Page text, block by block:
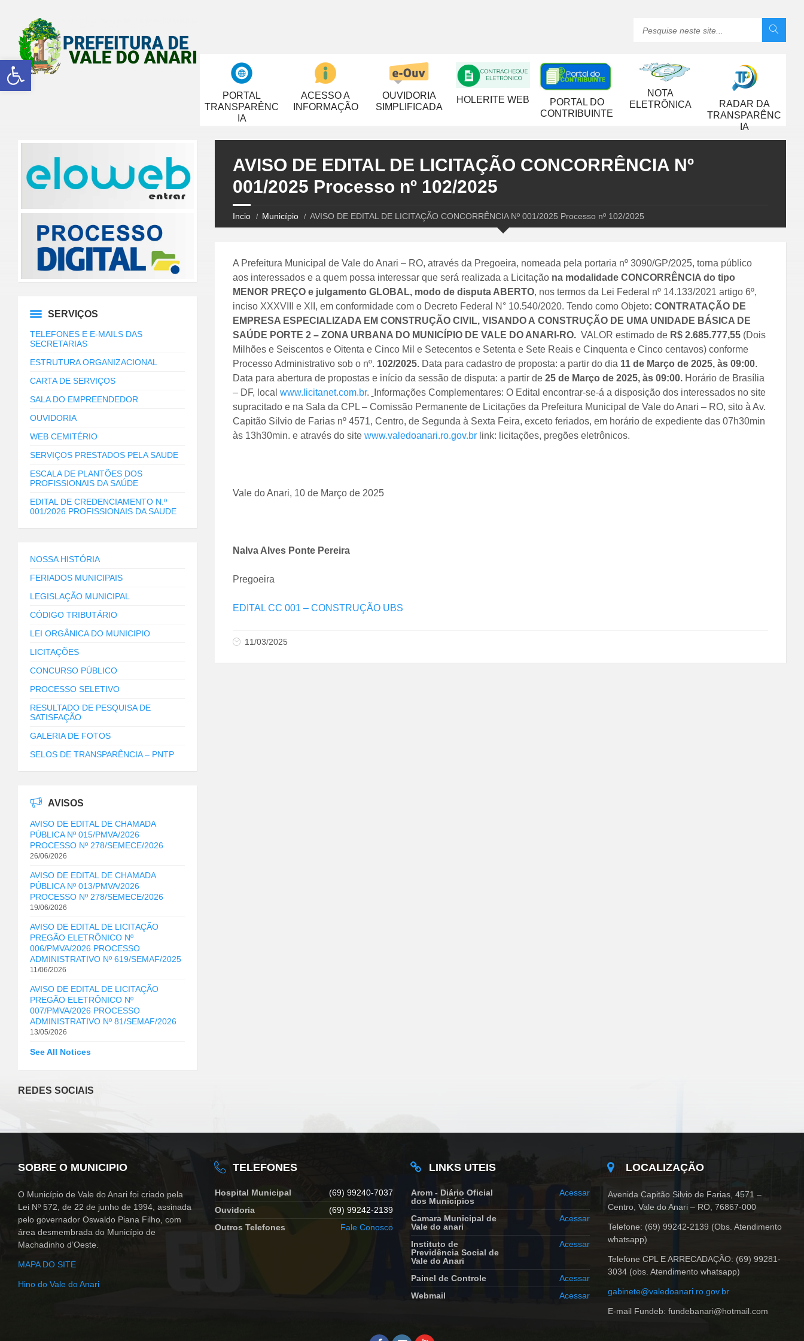
Abrir a barra de ferramentas
PORTAL
TRANSPARÊNC
IA
ACESSO A
INFORMAÇÃO
OUVIDORIA
SIMPLIFICADA
HOLERITE WEB
PORTAL DO
CONTRIBUINTE
NOTA
ELETRÔNICA
RADAR DA
TRANSPARÊNC
IA
AVISO DE EDITAL DE LICITAÇÃO CONCORRÊNCIA Nº
001/2025 Processo nº 102/2025
Incio Município AVISO DE EDITAL DE LICITAÇÃO CONCORRÊNCIA Nº 001/2025 Processo nº 102/2025
A Prefeitura Municipal de Vale do Anari – RO, através da Pregoeira, nomeada pela portaria nº 3090/GP/2025, torna público
aos interessados e a quem possa interessar que será realizada a Licitação na modalidade CONCORRÊNCIA do tipo
MENOR PREÇO e julgamento GLOBAL, modo de disputa ABERTO, nos termos da Lei Federal nº 14.133/2021 artigo 6º,
inciso XXXVIII e XII, em conformidade com o Decreto Federal N° 10.540/2020. Tendo como Objeto: CONTRATAÇÃO DE
EMPRESA ESPECIALIZADA EM CONSTRUÇÃO CIVIL, VISANDO A CONSTRUÇÃO DE UMA UNIDADE BÁSICA DE
SAÚDE PORTE 2 – ZONA URBANA DO MUNICÍPIO DE VALE DO ANARI-RO. VALOR estimado de R$2.685.777,55(Dois
Milhões e Seiscentos e Oitenta e Cinco Mil e Setecentos e Setenta e Sete Reais e Cinquenta e Cinco centavos) conforme
Processo Administrativo sob o nº. 102/2025.Data para cadastro de proposta: a partir do dia 11 de Março de 2025, às 09:00.
Data para abertura de propostas e início da sessão de disputa: a partir de 25 de Março de 2025, às 09:00.Horário de Brasília
– DF, local www.licitanet.com.br.
Informações Complementares: O Edital encontrar-se-á a disposição dos interessados no site
supracitado e na Sala da CPL – Comissão Permanente de Licitações da Prefeitura Municipal de Vale do Anari – RO, sito à Av.
Capitão Silvio de Farias nº 4571, Centro, de Segunda à Sexta Feira, exceto feriados, em horário de expediente das 07h30min
às 13h30min. e através do site www.valedoanari.ro.gov.brlink: licitações, pregões eletrônicos.
Vale do Anari, 10 de Março de 2025
Nalva Alves Ponte Pereira
Pregoeira
EDITAL CC 001 – CONSTRUÇÃO UBS
11/03/2025
SERVIÇOS
TELEFONES E E-MAILS DAS
SECRETARIAS
ESTRUTURA ORGANIZACIONAL
CARTA DE SERVIÇOS
SALA DO EMPREENDEDOR
OUVIDORIA
WEB CEMITÉRIO
SERVIÇOS PRESTADOS PELA SAUDE
ESCALA DE PLANTÕES DOS
PROFISSIONAIS DA SAÚDE
EDITAL DE CREDENCIAMENTO N.º
001/2026 PROFISSIONAIS DA SAUDE
NOSSA HISTÓRIA
FERIADOS MUNICIPAIS
LEGISLAÇÃO MUNICIPAL
CÓDIGO TRIBUTÁRIO
LEI ORGÂNICA DO MUNICIPIO
LICITAÇÕES
CONCURSO PÚBLICO
PROCESSO SELETIVO
RESULTADO DE PESQUISA DE
SATISFAÇÃO
GALERIA DE FOTOS
SELOS DE TRANSPARÊNCIA – PNTP
AVISOS
AVISO DE EDITAL DE CHAMADA
PÚBLICA Nº 015/PMVA/2026
PROCESSO Nº 278/SEMECE/2026
26/06/2026
AVISO DE EDITAL DE CHAMADA
PÚBLICA Nº 013/PMVA/2026
PROCESSO Nº 278/SEMECE/2026
19/06/2026
AVISO DE EDITAL DE LICITAÇÃO
PREGÃO ELETRÔNICO Nº
006/PMVA/2026 PROCESSO
ADMINISTRATIVO Nº 619/SEMAF/2025
11/06/2026
AVISO DE EDITAL DE LICITAÇÃO
PREGÃO ELETRÔNICO Nº
007/PMVA/2026 PROCESSO
ADMINISTRATIVO Nº 81/SEMAF/2026
13/05/2026
See All Notices
REDES SOCIAIS
SOBRE O MUNICIPIO
O Município de Vale do Anari foi criado pela
Lei Nº 572, de 22 de junho de 1994, assinada
pelo governador Oswaldo Piana Filho, com
área desmembrada do Município de
Machadinho d’Oeste.
MAPA DO SITE
Hino do Vale do Anari
TELEFONES
Hospital Municipal
(69) 99240-7037
Ouvidoria
(69) 99242-2139
Outros Telefones
Fale Conosco
LINKS UTEIS
Arom - Diário Oficial
dos Municípios
Acessar
Camara Municipal de
Vale do anari
Acessar
Instituto de
Previdência Social de
Vale do Anari
Acessar
Painel de Controle
Acessar
Webmail
Acessar
LOCALIZAÇÃO
Avenida Capitão Silvio de Farias, 4571 –
Centro, Vale do Anari – RO, 76867-000
Telefone: (69) 99242-2139 (Obs. Atendimento
whatsapp)
Telefone CPL E ARRECADAÇÃO: (69) 99281-
3034 (obs. Atendimento whatsapp)
gabinete@valedoanari.ro.gov.br
E-mail Fundeb: fundebanari@hotmail.com